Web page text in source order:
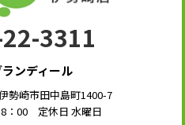
3311
ンディール
勢崎市田中島町1400-7
：00 定休日 水曜日